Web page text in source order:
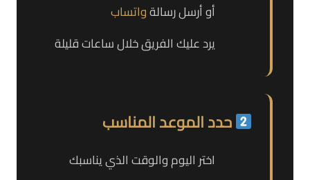
أو أرسل رسالةواتساب
يرد عليك الفريق خلال ساعات قليلة
حدد الموعد المناسب
اختر اليوم والوقت الذي يناسبك